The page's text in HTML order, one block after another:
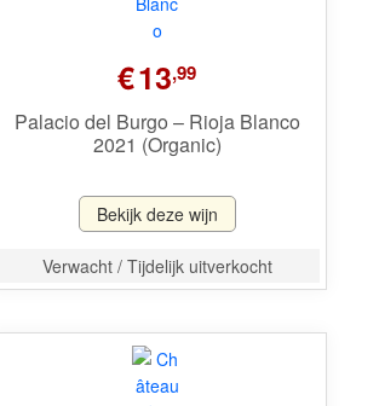
€13,99
Palacio del Burgo – Rioja Blanco
2021 (Organic)
Bekijk deze wijn
Verwacht / Tijdelijk uitverkocht